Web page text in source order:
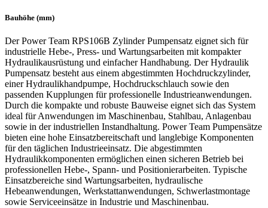
Bauhöhe (mm)
Der Power Team RPS106B Zylinder Pumpensatz eignet sich für
industrielle Hebe-, Press- und Wartungsarbeiten mit kompakter
Hydraulikausrüstung und einfacher Handhabung. Der Hydraulik
Pumpensatz besteht aus einem abgestimmten Hochdruckzylinder,
einer Hydraulikhandpumpe, Hochdruckschlauch sowie den
passenden Kupplungen für professionelle Industrieanwendungen.
Durch die kompakte und robuste Bauweise eignet sich das System
ideal für Anwendungen im Maschinenbau, Stahlbau, Anlagenbau
sowie in der industriellen Instandhaltung. Power Team Pumpensätze
bieten eine hohe Einsatzbereitschaft und langlebige Komponenten
für den täglichen Industrieeinsatz. Die abgestimmten
Hydraulikkomponenten ermöglichen einen sicheren Betrieb bei
professionellen Hebe-, Spann- und Positionierarbeiten. Typische
Einsatzbereiche sind Wartungsarbeiten, hydraulische
Hebeanwendungen, Werkstattanwendungen, Schwerlastmontage
sowie Serviceeinsätze in Industrie und Maschinenbau.